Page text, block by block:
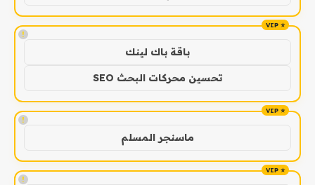
!
باقة باك لينك
تحسين محركات البحث SEO
!
ماسنجر المسلم
!